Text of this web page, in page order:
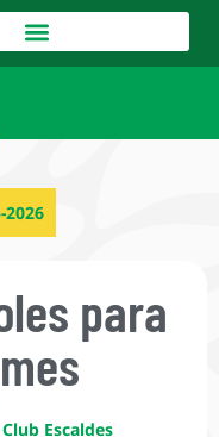
2026
para
Escaldes